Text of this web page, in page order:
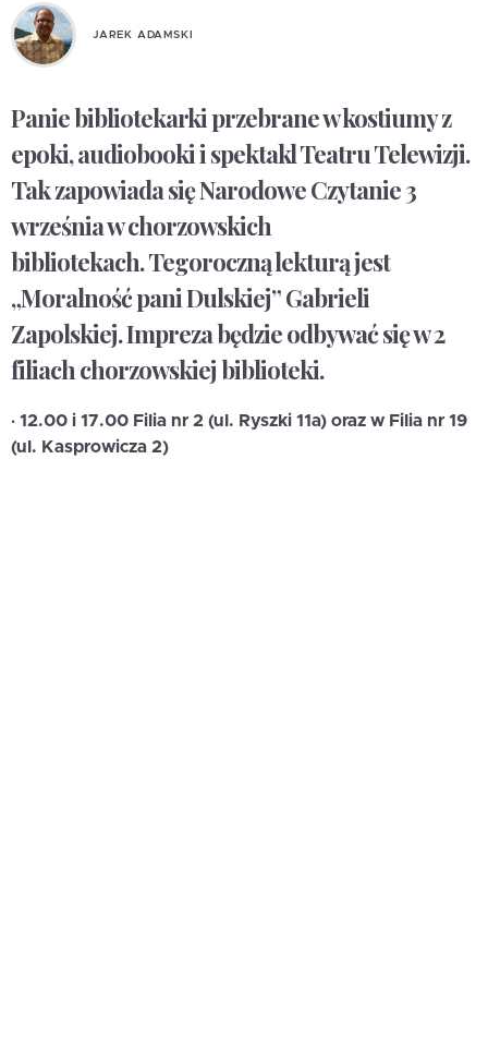
JAREK ADAMSKI
Panie bibliotekarki przebrane w kostiumy z
epoki, audiobooki i spektakl Teatru Telewizji.
Tak zapowiada się Narodowe Czytanie 3
września w chorzowskich
bibliotekach. Tegoroczną lekturą jest
„Moralność pani Dulskiej” Gabrieli
Zapolskiej. Impreza będzie odbywać się w 2
filiach chorzowskiej biblioteki.
· 12.00 i 17.00 Filia nr 2 (ul. Ryszki 11a) oraz w Filia nr 19
(ul. Kasprowicza 2)